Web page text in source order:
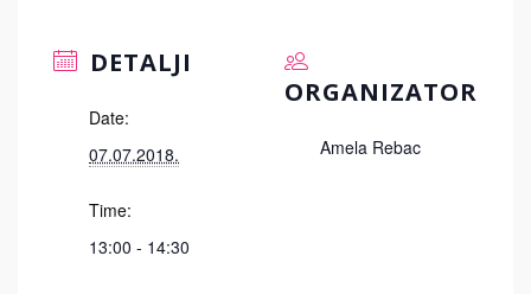
DETALJI
Date:
07.07.2018.
Time:
13:00 - 14:30
ORGANIZATOR
Amela Rebac